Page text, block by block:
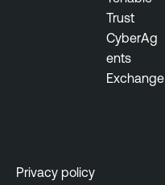
Trust
CyberAg
ents
Exchange
Privacy policy